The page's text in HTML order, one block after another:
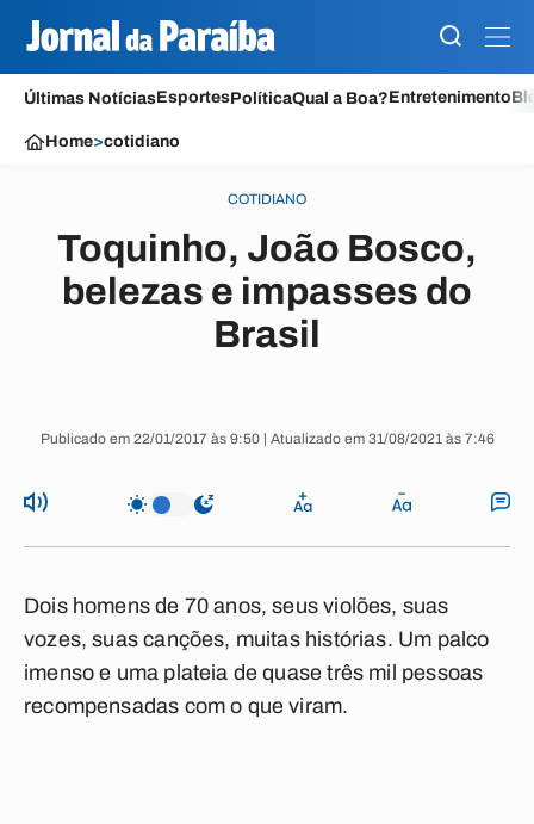
Últimas NotíciasEsportesPolíticaQual a Boa?Entretenimento
Home>cotidiano
COTIDIANO
Toquinho, João Bosco,
belezas e impasses do
Brasil
Publicado em 22/01/2017 às 9:50 | Atualizado em 31/08/2021 às 7:46
Dois homens de 70 anos, seus violões, suas
vozes, suas canções, muitas histórias. Um palco
imenso e uma plateia de quase três mil pessoas
recompensadas com o que viram.